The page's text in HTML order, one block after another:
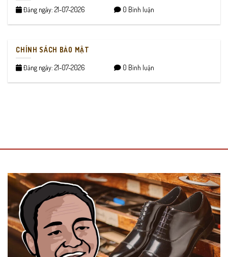
Đăng ngày: 21-07-2026 0 Bình luận
CHÍNH SÁCH BẢO MẬT
Đăng ngày: 21-07-2026 0 Bình luận